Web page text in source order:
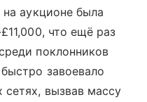
аукционе была
что ещё раз
поклонников
завоевало
сетях, вызвав массу